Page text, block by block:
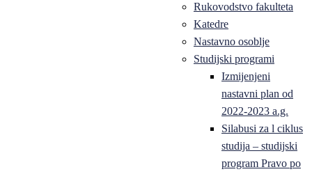
Rukovodstvo fakulteta
Katedre
Nastavno osoblje
Studijski programi
Izmijenjeni
nastavni plan od
2022-2023 a.g.
Silabusi za l ciklus
studija – studijski
program Pravo po